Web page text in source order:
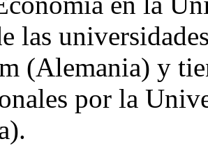
las
(Alemania) y
por la